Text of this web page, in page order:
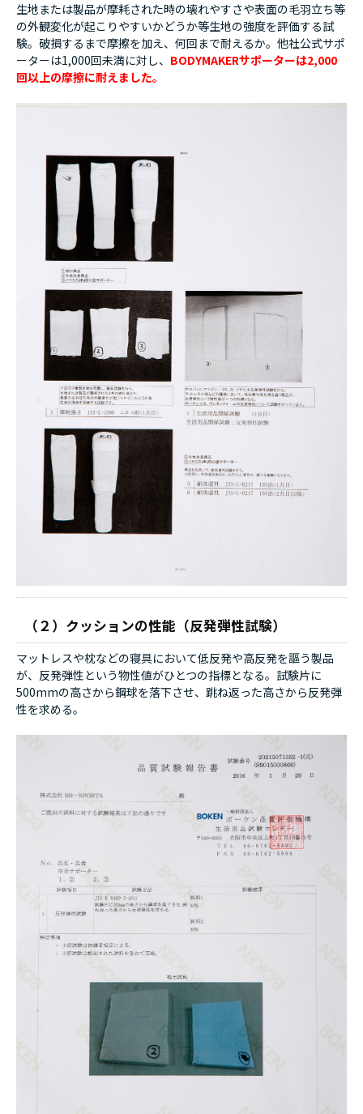
生地または製品が摩耗された時の壊れやすさや表面の毛羽立ち等
の外観変化が起こりやすいかどうか等生地の強度を評価する試
験。破損するまで摩擦を加え、何回まで耐えるか。他社公式サポ
ーターは1,000回未満に対し、 BODYMAKERサポーターは2,000
回以上の摩擦に耐えました。
（２）クッションの性能（反発弾性試験）
マットレスや枕などの寝具において低反発や高反発を謳う製品
が、反発弾性という物性値がひとつの指標となる。試験片に
500mmの高さから鋼球を落下させ、跳ね返った高さから反発弾
性を求める。